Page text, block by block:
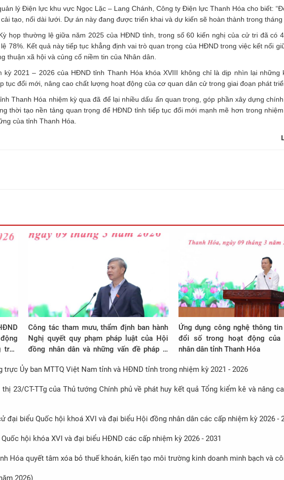
lý Điện lực khu vực Ngọc Lặc – Lang Chánh, Công ty Điện lực Thanh Hóa cho biết:
tạo, nối dài lưới. Dự án này đang được triển khai và dự kiến sẽ hoàn thành trong tháng
họp thường lệ giữa năm 2025 của HĐND tỉnh, trong số 60 kiến nghị của cử tri đã có
78%. Kết quả này tiếp tục khẳng định vai trò quan trọng của HĐND trong việc kết nối
thuận xã hội và củng cố niềm tin của Nhân dân.
kỳ 2021 – 2026 của HĐND tỉnh Thanh Hóa khóa XVIII không chỉ là dịp nhìn lại những
tục đổi mới, nâng cao chất lượng hoạt động của cơ quan dân cử trong giai đoạn phát
Thanh Hóa nhiệm kỳ qua đã để lại nhiều dấu ấn quan trọng, góp phần xây dựng
thời tạo nền tảng quan trọng để HĐND tỉnh tiếp tục đổi mới mạnh mẽ hơn trong
của tỉnh Thanh Hóa.
Công tác tham mưu, thẩm định ban hành
Nghị quyết quy phạm pháp luật của Hội
đồng nhân dân và những vấn đề pháp lý
Ứng dụng công nghệ thông tin
đổi số trong hoạt động của Hội đồng
nhân dân tỉnh Thanh Hóa
trực Ủy ban MTTQ Việt Nam tỉnh và HĐND tỉnh trong nhiệm kỳ 2021 - 2026
23/CT-TTg của Thủ tướng Chính phủ về phát huy kết quả Tổng kiểm kê và nâng
đại biểu Quốc hội khoá XVI và đại biểu Hội đồng nhân dân các cấp nhiệm kỳ 2026 -
hội khóa XVI và đại biểu HĐND các cấp nhiệm kỳ 2026 - 2031
Hóa quyết tâm xóa bỏ thuế khoán, kiến tạo môi trường kinh doanh minh bạch và
2026)